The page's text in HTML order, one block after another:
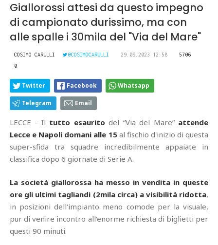
Giallorossi attesi da questo impegno
di campionato durissimo, ma con
alle spalle i 30mila del "Via del Mare"
COSIMO CARULLI @COSIMOCARULLI 29.09.2023 12:58
5706
0
Twitter Facebook Whatsapp
Telegram Email
LECCE - Il tutto esaurito del “Via del Mare” attende
Lecce e Napoli domani alle 15al fischio d'inizio di questa
super-sfida tra squadre incredibilmente appaiate in
classifica dopo 6 giornate di Serie A.
La società giallorossa ha messo in vendita in queste
ore gli ultimi tagliandi (2mila circa) a visibilità ridotta,
in posizioni dell'impianto meno comode per la visuale,
pur di venire incontro all'enorme richiesta di biglietti per
questi 90 minuti.